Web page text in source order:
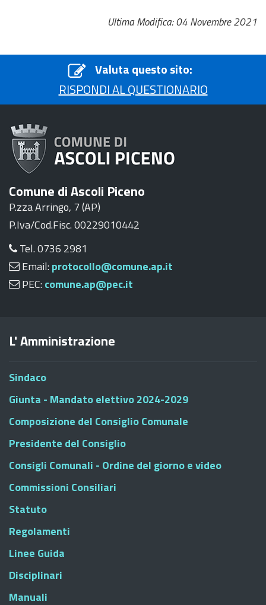
Ultima Modifica: 04 Novembre 2021
Valuta questo sito:
RISPONDI AL QUESTIONARIO
Comune di Ascoli Piceno
P.zza Arringo, 7 (AP)
P.Iva/Cod.Fisc. 00229010442
Tel. 0736 2981
Email: protocollo@comune.ap.it
PEC: comune.ap@pec.it
L' Amministrazione
Sindaco
Giunta - Mandato elettivo 2024-2029
Composizione del Consiglio Comunale
Presidente del Consiglio
Consigli Comunali - Ordine del giorno e video
Commissioni Consiliari
Statuto
Regolamenti
Linee Guida
Disciplinari
Manuali